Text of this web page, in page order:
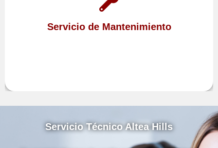
Servicio de Mantenimiento
Prevenga futuras averías realizando el
Mantenimiento
de sus equipos con nuestro
Servicio Técnico Altea Hills